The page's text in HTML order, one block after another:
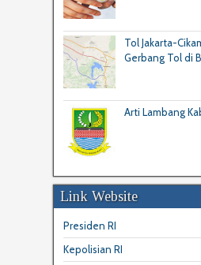
Tol Jakarta-
Gerbang Tol di
Arti Lambang
Link Website
Presiden RI
Kepolisian RI